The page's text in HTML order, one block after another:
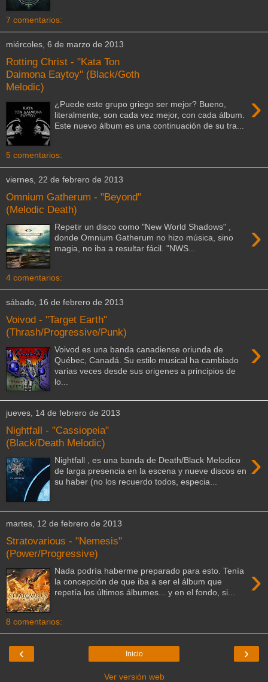
7 comentarios:
miércoles, 6 de marzo de 2013
Rotting Christ - "Kata Ton
Daimona Eaytoy" (Black/Goth
Melodic)
›
¿Puede este grupo griego ser mejor? Bueno,
literalmente, son cada vez mejor, con cada álbum.
Este nuevo álbum es una continuación de su tra...
5 comentarios:
viernes, 22 de febrero de 2013
Omnium Gatherum - "Beyond"
(Melodic Death)
›
Repetir un disco como "New World Shadows" ,
donde Omnium Gatherum no hizo música, sino
magia, no iba a resultar fácil. "NWS...
4 comentarios:
sábado, 16 de febrero de 2013
Voivod - "Target Earth"
(Thrash/Progressive/Punk)
›
Voivod es una banda canadiense oriunda de
Québec, Canadá. Su estilo musical ha cambiado
varias veces desde sus origenes a principios de
lo...
jueves, 14 de febrero de 2013
Nightfall - "Cassiopeia"
(Black/Death Melodic)
›
Nightfall , es una banda de Death/Black Melodico
de larga presencia en la escena y nueve discos en
su haber (no los recuerdo todos, especia...
martes, 12 de febrero de 2013
Stratovarious - "Nemesis"
(Power/Progressive)
›
Nada podría haberme preparado para esto. Tenía
la concepción de que iba a ser el álbum que
repetía los últimos álbumes... y en el fondo, si...
8 comentarios:
‹ ›
Inicio
Ver versión web